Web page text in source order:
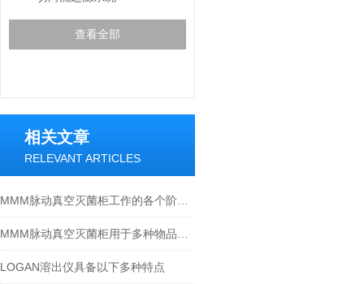
查看全部
相关文章
RELEVANT ARTICLES
LOGAN溶出仪具备以下多种特点